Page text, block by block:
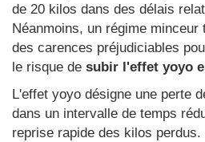
de 20 kilos dans des délais
Néanmoins, un régime minceur
des carences préjudiciables
le risque de subir l'effet yoyo
L'effet yoyo désigne une perte
dans un intervalle de temps
reprise rapide des kilos